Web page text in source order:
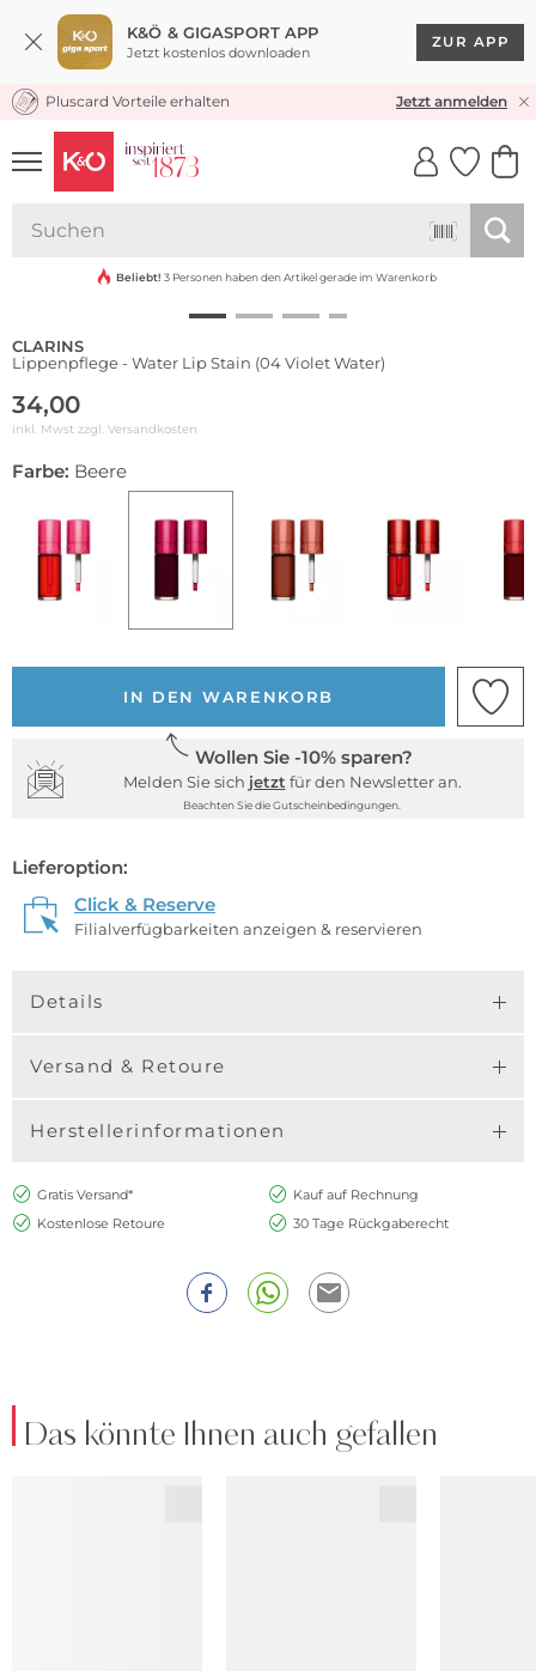
K&Ö & GIGASPORT APP
Jetzt kostenlos downloaden
ZUR APP
KOSTENLOSER VERSAND* & RÜCKVERSAND
Pluscard Vorteile erhalten Jetzt anmelden
UNSERE APP
CLICK &
Beliebt! 3 Personen haben den Artikel gerade im Warenkorb
CLARINS
Lippenpflege - Water Lip Stain (04 Violet Water)
34,00
inkl. Mwst zzgl. Versandkosten
Farbe: Beere
IN DEN WARENKORB
Wollen Sie -10% sparen?
Melden Sie sich jetzt für den Newsletter an.
Beachten Sie die Gutscheinbedingungen.
Lieferoption:
Click & Reserve
Filialverfügbarkeiten anzeigen & reservieren
Details
Versand & Retoure
Herstellerinformationen
Gratis Versand*
Kauf auf Rechnung
Kostenlose Retoure
30 Tage Rückgaberecht
Das könnte Ihnen auch gefallen